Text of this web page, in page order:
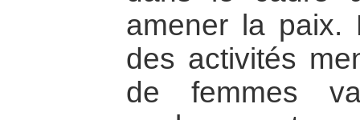
amener la paix.
des activités
de femmes